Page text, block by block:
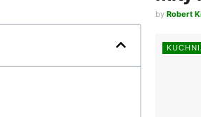
by Robert